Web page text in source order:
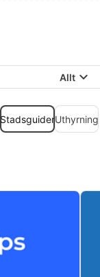
Allt
StadsguiderUthyrning